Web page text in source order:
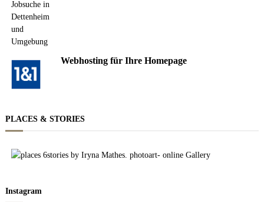
Webhosting für Ihre Homepage
PLACES & STORIES
Instagram